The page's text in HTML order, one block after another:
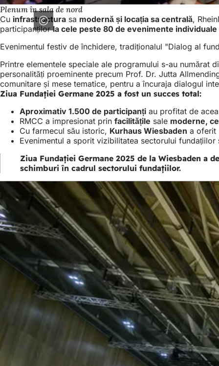
Plenum în sala de nord
Cu infrastructura sa modernă și locația sa centrală,
participanțilorla cele peste 80 de evenimente individuale
Evenimentul festiv de închidere, tradiționalul "Dialog al
Printre elementele speciale ale programului s-au numărat
personalități proeminente precum Prof. Dr. Jutta
comunitare și mese tematice, pentru a încuraja dialogul
Ziua Fundației Germane 2025 a fost un succes total:
Aproximativ 1.500 de participanți au profitat de
RMCC a impresionat prin facilitățile sale moderne,
Cu farmecul său istoric, Kurhaus Wiesbaden a oferit
Evenimentul a sporit vizibilitatea sectorului
Ziua Fundației Germane 2025 de la Wiesbaden
schimburi în cadrul sectorului fundațiilor.